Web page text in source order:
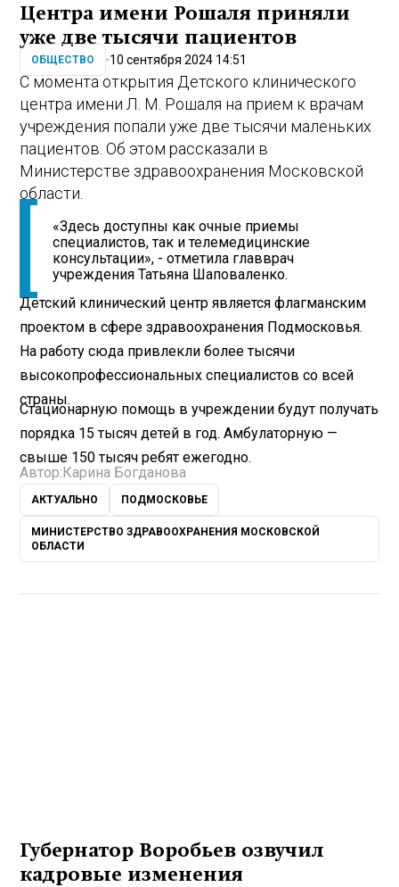
Центра имени Рошаля приняли
уже две тысячи пациентов
ОБЩЕСТВО 10 сентября 2024 14:51
С момента открытия Детского клинического
центра имени Л. М. Рошаля на прием к врачам
учреждения попали уже две тысячи маленьких
пациентов. Об этом рассказали в
Министерстве здравоохранения Московской
области.
«Здесь доступны как очные приемы
специалистов, так и телемедицинские
консультации», - отметила главврач
учреждения Татьяна Шаповаленко.
Детский клинический центр является флагманским
проектом в сфере здравоохранения Подмосковья.
На работу сюда привлекли более тысячи
высокопрофессиональных специалистов со всей
страны.
Стационарную помощь в учреждении будут получать
порядка 15 тысяч детей в год. Амбулаторную —
свыше 150 тысяч ребят ежегодно.
Автор:Карина Богданова
АКТУАЛЬНО ПОДМОСКОВЬЕ
МИНИСТЕРСТВО ЗДРАВООХРАНЕНИЯ МОСКОВСКОЙ
ОБЛАСТИ
Губернатор Воробьев озвучил
кадровые изменения